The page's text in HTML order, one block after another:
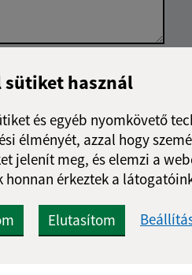
sütiket használ
és egyéb nyomkövető
élményét, azzal hogy
jelenít meg, és elemzi a
honnan érkeztek a
Elutasítom
Google reCaptcha Response
Üzenet küldése